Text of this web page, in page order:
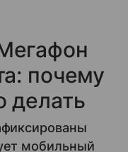
почему
делать
мобильный